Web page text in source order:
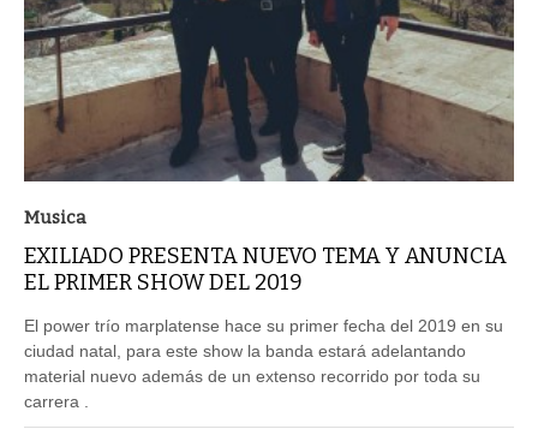
Musica
EXILIADO PRESENTA NUEVO TEMA Y ANUNCIA
EL PRIMER SHOW DEL 2019
El power trío marplatense hace su primer fecha del 2019 en su
ciudad natal, para este show la banda estará adelantando
material nuevo además de un extenso recorrido por toda su
carrera .